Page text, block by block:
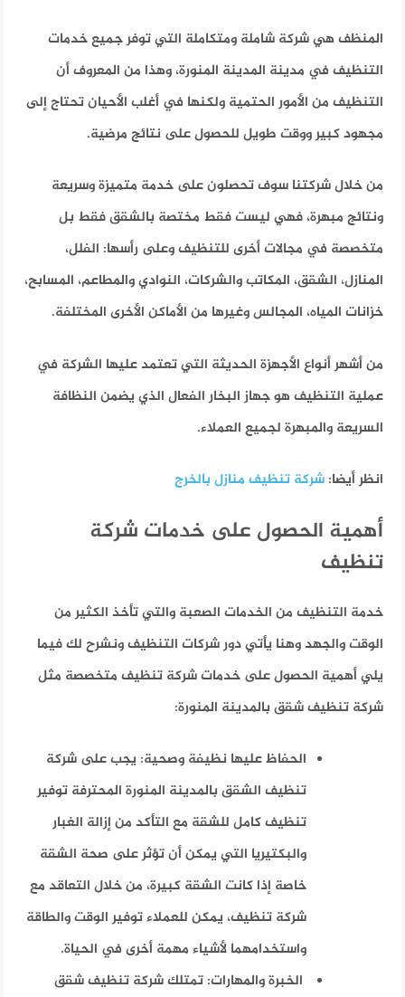
المنظف هي شركة شاملة ومتكاملة التي توفر جميع خدمات
التنظيف في مدينة المدينة المنورة، وهذا من المعروف أن
التنظيف من الأمور الحتمية ولكنها في أغلب الأحيان تحتاج إلى
مجهود كبير ووقت طويل للحصول على نتائج مرضية.
من خلال شركتنا سوف تحصلون على خدمة متميزة وسريعة
ونتائج مبهرة، فهي ليست فقط مختصة بالشقق فقط بل
متخصصة في مجالات أخرى للتنظيف وعلى رأسها: الفلل،
المنازل، الشقق، المكاتب والشركات، النوادي والمطاعم، المسابح،
خزانات المياه، المجالس وغيرها من الأماكن الأخرى المختلفة.
من أشهر أنواع الأجهزة الحديثة التي تعتمد عليها الشركة في
عملية التنظيف هو جهاز البخار الفعال الذي يضمن النظافة
السريعة والمبهرة لجميع العملاء.
انظر أيضا:شركة تنظيف منازل بالخرج
أهمية الحصول على خدمات شركة
تنظيف
خدمة التنظيف من الخدمات الصعبة والتي تأخذ الكثير من
الوقت والجهد وهنا يأتي دور شركات التنظيف ونشرح لك فيما
يلي أهمية الحصول على خدمات شركة تنظيف متخصصة مثل
شركة تنظيف شقق بالمدينة المنورة:
الحفاظ عليها نظيفة وصحية: يجب على شركة
تنظيف الشقق بالمدينة المنورة المحترفة توفير
تنظيف كامل للشقة مع التأكد من إزالة الغبار
والبكتيريا التي يمكن أن تؤثر على صحة الشقة
خاصة إذا كانت الشقة كبيرة، من خلال التعاقد مع
شركة تنظيف، يمكن للعملاء توفير الوقت والطاقة
واستخدامهما لأشياء مهمة أخرى في الحياة.
الخبرة والمهارات: تمتلك شركة تنظيف شقق